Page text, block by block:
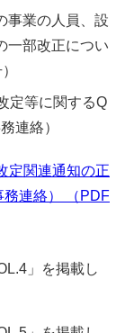
事業の人員、設
一部改正につい
定等に関するQ
連絡）
定関連通知の正
連絡） （PDF
」を掲載し